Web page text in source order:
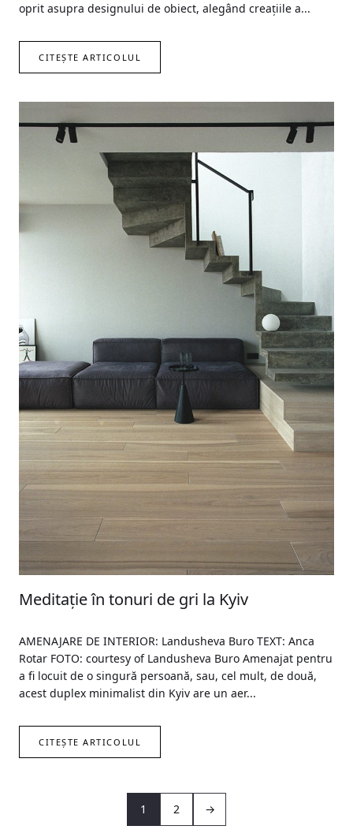
oprit asupra designului de obiect, alegând creațiile a...
CITEȘTE ARTICOLUL
Meditație în tonuri de gri la Kyiv
AMENAJARE DE INTERIOR: Landusheva Buro TEXT: Anca
Rotar FOTO: courtesy of Landusheva Buro Amenajat pentru
a fi locuit de o singură persoană, sau, cel mult, de două,
acest duplex minimalist din Kyiv are un aer...
CITEȘTE ARTICOLUL
1 2 →